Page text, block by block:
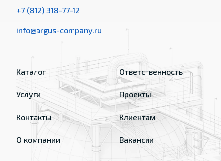
+7 (812) 318-77-12
info@argus-company.ru
Каталог
Услуги
Контакты
О компании
Ответственность
Проекты
Клиентам
Вакансии